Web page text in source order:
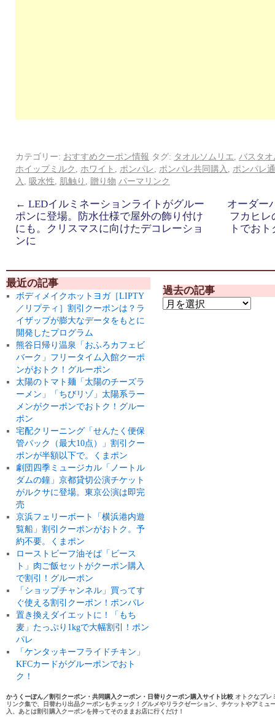
カテゴリー: おすすめクーポン情報 タグ: タオルソムリエ
バスタオ
ホイップミルク
ホワイト ポンパレ ポンパレ共同購入
ポンパレ
入
吸水性 肌触り 贈り物 パーマリンク
← LEDイルミネーションライトがグルー
ポンに登場。防水仕様で屋外の飾り付け
にも。クリスマスに向けたデコレーショ
ンに
オーダー
フカヒレ
トでお
最近の記事
ボディメイクホットヨガ［LIPTY
／リプティ］割引クーポンは？ラ
イザップが膨大なデータをもとに
開発したプログラム
熊谷日帰り温泉「おふろカフェビ
バーク」フリータイム入館クーポ
ンがおトク！グルーポン
太陽のトマト麺「太陽のチーズラ
ーメン」「ちびリゾ」太陽系ラー
メンがクーポンでおトク！グルー
ポン
宅配クリーニング「せんたく便保
管パック（最大10点）」割引クー
ポンが半額以下で。くまポン
劇団四季ミュージカル「ノートル
ダムの鐘」京都貸切公演チケット
がルクサに登場。東京公演は即完
売
京浜フェリーボート「横浜港内遊
覧船」割引クーポンがおトク。予
約不要。くまポン
ローストビーフ油そば「ビース
ト」肉ご飯セットがクーポン購入
で割引！グルーポン
「ショップチャンネル」買ってす
ぐ使える割引クーポン！ポンパレ
置き換えダイエットに！「もち
麦」たっぷり1kgで大幅割引！ポン
パレ
「ケンタッキーフライドチキン」
KFCカードがグルーポンでおト
ク！
過去の記事
かうくーぽん／割引クーポン・共同購入クーポン・日替りクーポン購入サイト比較 オトクなプレ
リンク集で、日替わり出品クーポンもチェック！グルメやリラクゼーション、チケットやアミ
入、あとは割引購入クーポンを持ってそのままお店に行くだけ！